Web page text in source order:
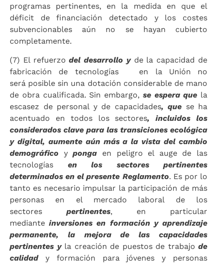
programas pertinentes, en la medida en que el
déficit de financiación detectado y los costes
subvencionables aún no se hayan cubierto
completamente.
(7) El refuerzodel desarrollo yde la capacidad de
fabricación de tecnologías en la Unión no
será posible sin una dotación considerable de mano
de obra cualificada. Sin embargo, se espera que la
escasez de personal y de capacidades, que se ha
acentuado en todos los sectores, incluidos los
considerados clave para las transiciones ecológica
y digital, aumente aún más a la vista del cambio
demográfico yponga en peligro el auge de las
tecnologías en los sectores pertinentes
determinados en el presente Reglamento. Es por lo
tanto es necesario impulsar la participación de más
personas en el mercado laboral de los
sectores pertinentes, en particular
medianteinversiones en formación y aprendizaje
permanente, la mejora de las capacidades
pertinentes yla creación de puestos de trabajo de
calidady formación para jóvenes y personas